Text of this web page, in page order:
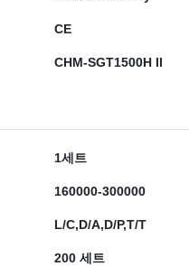
CE
CHM-SGT1500H II
1세트
160000-300000
L/C,D/A,D/P,T/T
200 세트